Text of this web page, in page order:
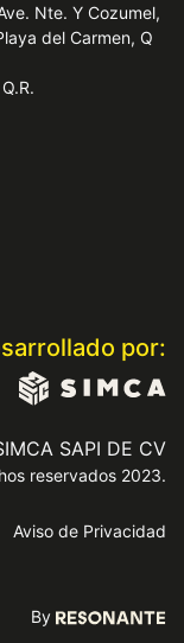
Nte. Y Cozumel,
del Carmen, Q
por:
SAPI DE CV
reservados 2023.
Aviso de Privacidad
By